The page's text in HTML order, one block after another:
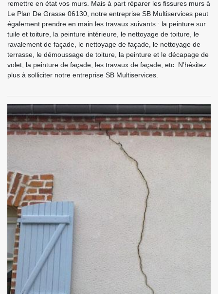
remettre en état vos murs. Mais à part réparer les fissures murs à
Le Plan De Grasse 06130, notre entreprise SB Multiservices peut
également prendre en main les travaux suivants : la peinture sur
tuile et toiture, la peinture intérieure, le nettoyage de toiture, le
ravalement de façade, le nettoyage de façade, le nettoyage de
terrasse, le démoussage de toiture, la peinture et le décapage de
volet, la peinture de façade, les travaux de façade, etc. N’hésitez
plus à solliciter notre entreprise SB Multiservices.